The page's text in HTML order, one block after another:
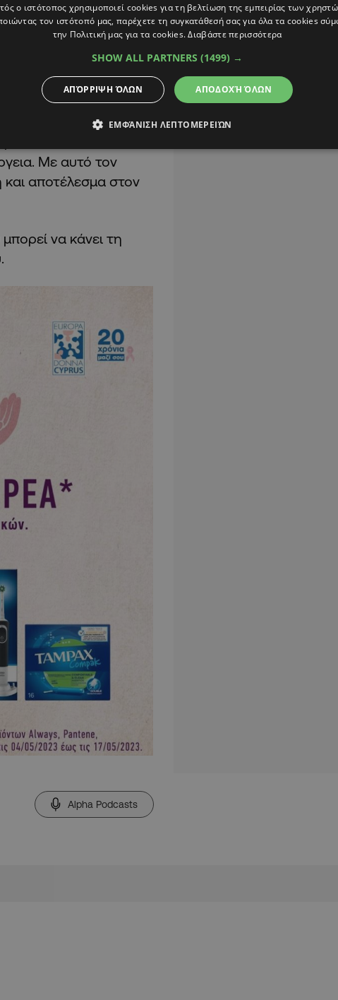
εφικτό. Επιλέγοντας
από τα
Με αυτό τον
και αποτέλεσμα στον
να κάνει τη
Alpha Podcasts
ο ιστότοπος χρησιμοποιεί cookies για τη βελτίωση της εμπειρίας των
τον ιστότοπό μας, παρέχετε τη συγκατάθεσή σας για όλα τα cookies
την Πολιτική μας για τα cookies.Διαβάστε περισσότερα
SHOW ALL PARTNERS (1499) →
ΑΠΟΔΟΧΉ ΌΛΩΝ
ΑΠΌΡΡΙΨΗ ΌΛΩΝ
ΕΜΦΆΝΙΣΗ ΛΕΠΤΟΜΕΡΕΙΏΝ